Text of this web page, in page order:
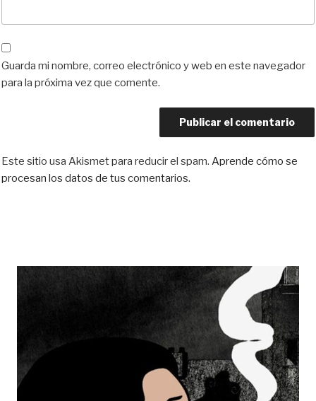
Guarda mi nombre, correo electrónico y web en este navegador
para la próxima vez que comente.
Este sitio usa Akismet para reducir el spam. Aprende cómo se
procesan los datos de tus comentarios.